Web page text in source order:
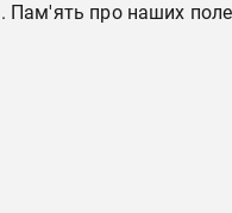
про наших